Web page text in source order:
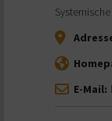
E-Mail: